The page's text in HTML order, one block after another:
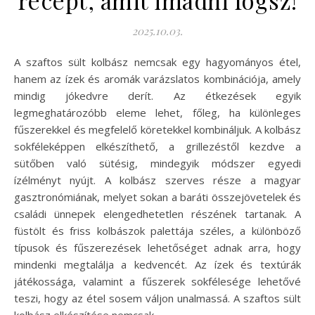
2025.10.03.
A szaftos sült kolbász nemcsak egy hagyományos étel,
hanem az ízek és aromák varázslatos kombinációja, amely
mindig jókedvre derít. Az étkezések egyik
legmeghatározóbb eleme lehet, főleg, ha különleges
fűszerekkel és megfelelő köretekkel kombináljuk. A kolbász
sokféleképpen elkészíthető, a grillezéstől kezdve a
sütőben való sütésig, mindegyik módszer egyedi
ízélményt nyújt. A kolbász szerves része a magyar
gasztronómiának, melyet sokan a baráti összejövetelek és
családi ünnepek elengedhetetlen részének tartanak. A
füstölt és friss kolbászok palettája széles, a különböző
típusok és fűszerezések lehetőséget adnak arra, hogy
mindenki megtalálja a kedvencét. Az ízek és textúrák
játékossága, valamint a fűszerek sokfélesége lehetővé
teszi, hogy az étel sosem váljon unalmassá. A szaftos sült